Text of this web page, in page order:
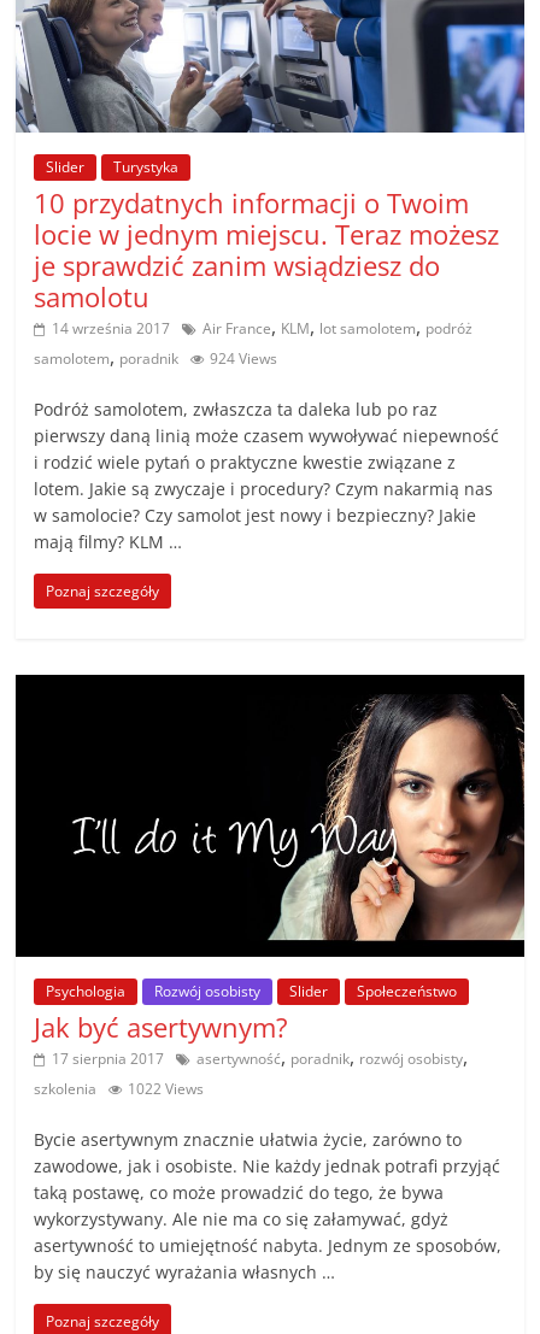
Slider Turystyka
10 przydatnych informacji o Twoim
locie w jednym miejscu. Teraz możesz
je sprawdzić zanim wsiądziesz do
samolotu
14 września 2017 Air France, KLM, lot samolotem, podróż
samolotem, poradnik 924 Views
Podróż samolotem, zwłaszcza ta daleka lub po raz
pierwszy daną linią może czasem wywoływać niepewność
i rodzić wiele pytań o praktyczne kwestie związane z
lotem. Jakie są zwyczaje i procedury? Czym nakarmią nas
w samolocie? Czy samolot jest nowy i bezpieczny? Jakie
mają filmy? KLM …
Poznaj szczegóły
Psychologia Rozwój osobisty Slider Społeczeństwo
Jak być asertywnym?
17 sierpnia 2017 asertywność, poradnik, rozwój osobisty,
szkolenia 1022 Views
Bycie asertywnym znacznie ułatwia życie, zarówno to
zawodowe, jak i osobiste. Nie każdy jednak potrafi przyjąć
taką postawę, co może prowadzić do tego, że bywa
wykorzystywany. Ale nie ma co się załamywać, gdyż
asertywność to umiejętność nabyta. Jednym ze sposobów,
by się nauczyć wyrażania własnych …
Poznaj szczegóły